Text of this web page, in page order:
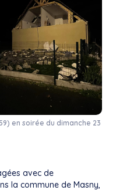
en soirée du dimanche 23
avec de
la commune de Masny,